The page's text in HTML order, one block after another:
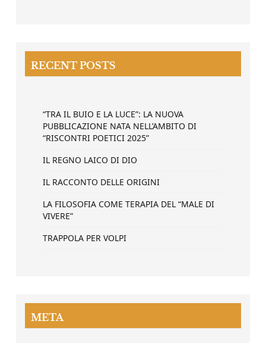
RECENT POSTS
“TRA IL BUIO E LA LUCE”: LA NUOVA
PUBBLICAZIONE NATA NELL’AMBITO DI
“RISCONTRI POETICI 2025”
IL REGNO LAICO DI DIO
IL RACCONTO DELLE ORIGINI
LA FILOSOFIA COME TERAPIA DEL “MALE DI
VIVERE”
TRAPPOLA PER VOLPI
META